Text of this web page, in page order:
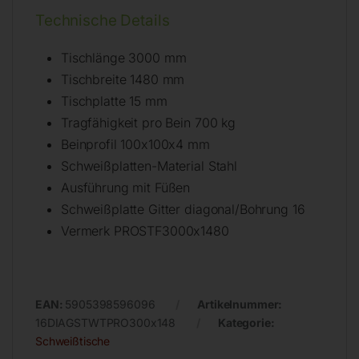
Technische Details
Tischlänge 3000 mm
Tischbreite 1480 mm
Tischplatte 15 mm
Tragfähigkeit pro Bein 700 kg
Beinprofil 100x100x4 mm
Schweißplatten-Material Stahl
Ausführung mit Füßen
Schweißplatte Gitter diagonal/Bohrung 16
Vermerk PROSTF3000x1480
EAN: 5905398596096
Artikelnummer:
16DIAGSTWTPRO300x148
Kategorie:
Schweißtische